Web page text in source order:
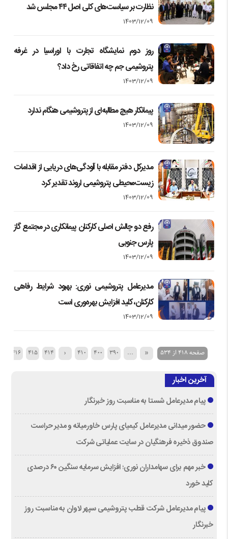
نظارت بر سیاست‌های کلی اصل ۴۴ مجلس شد
1403/12/09
روز دوم نمایشگاه تجارت با اوراسیا در غرفه
پتروشیمی جم چه اتفاقاتی رخ داد؟
1403/12/09
پیمانکار هیچ مطالبه‌ای از پتروشیمی هنگام ندارد
1403/12/09
مدیرکل دفتر مقابله با آلودگی‌های دریایی از اقدامات
زیست‌محیطی پتروشیمی اروند تقدیر کرد
1403/12/09
رفع دو چالش اصلی کارکنان پیمانکاری در مجتمع گاز
پارس جنوبی
1403/12/09
مدیرعامل پتروشیمی نوری: بهبود شرایط رفاهی
کارکنان، کلید افزایش بهره‌وری است
1403/12/09
صفحه 418 از 534 «
...
390
400
410
‹
414
415
416
آخرین اخبار
پیام مدیرعامل شستا به مناسبت روز خبرنگار
حضور میدانی مدیرعامل کیمیای پارس خاورمیانه و مدیر حراست
صندوق ذخیره فرهنگیان در سایت عملیاتی شرکت
خبر مهم برای سهامداران نوری؛ افزایش سرمایه سنگین ۶۰ درصدی
کلید خورد
پیام مدیرعامل شرکت قطب پتروشیمی سپهر لاوان به مناسبت روز
خبرنگار